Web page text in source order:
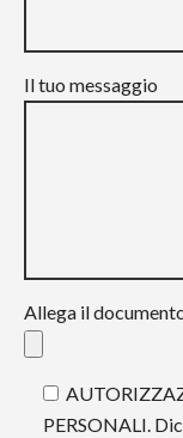
Il tuo messaggio
Allega il
PERSONALI.